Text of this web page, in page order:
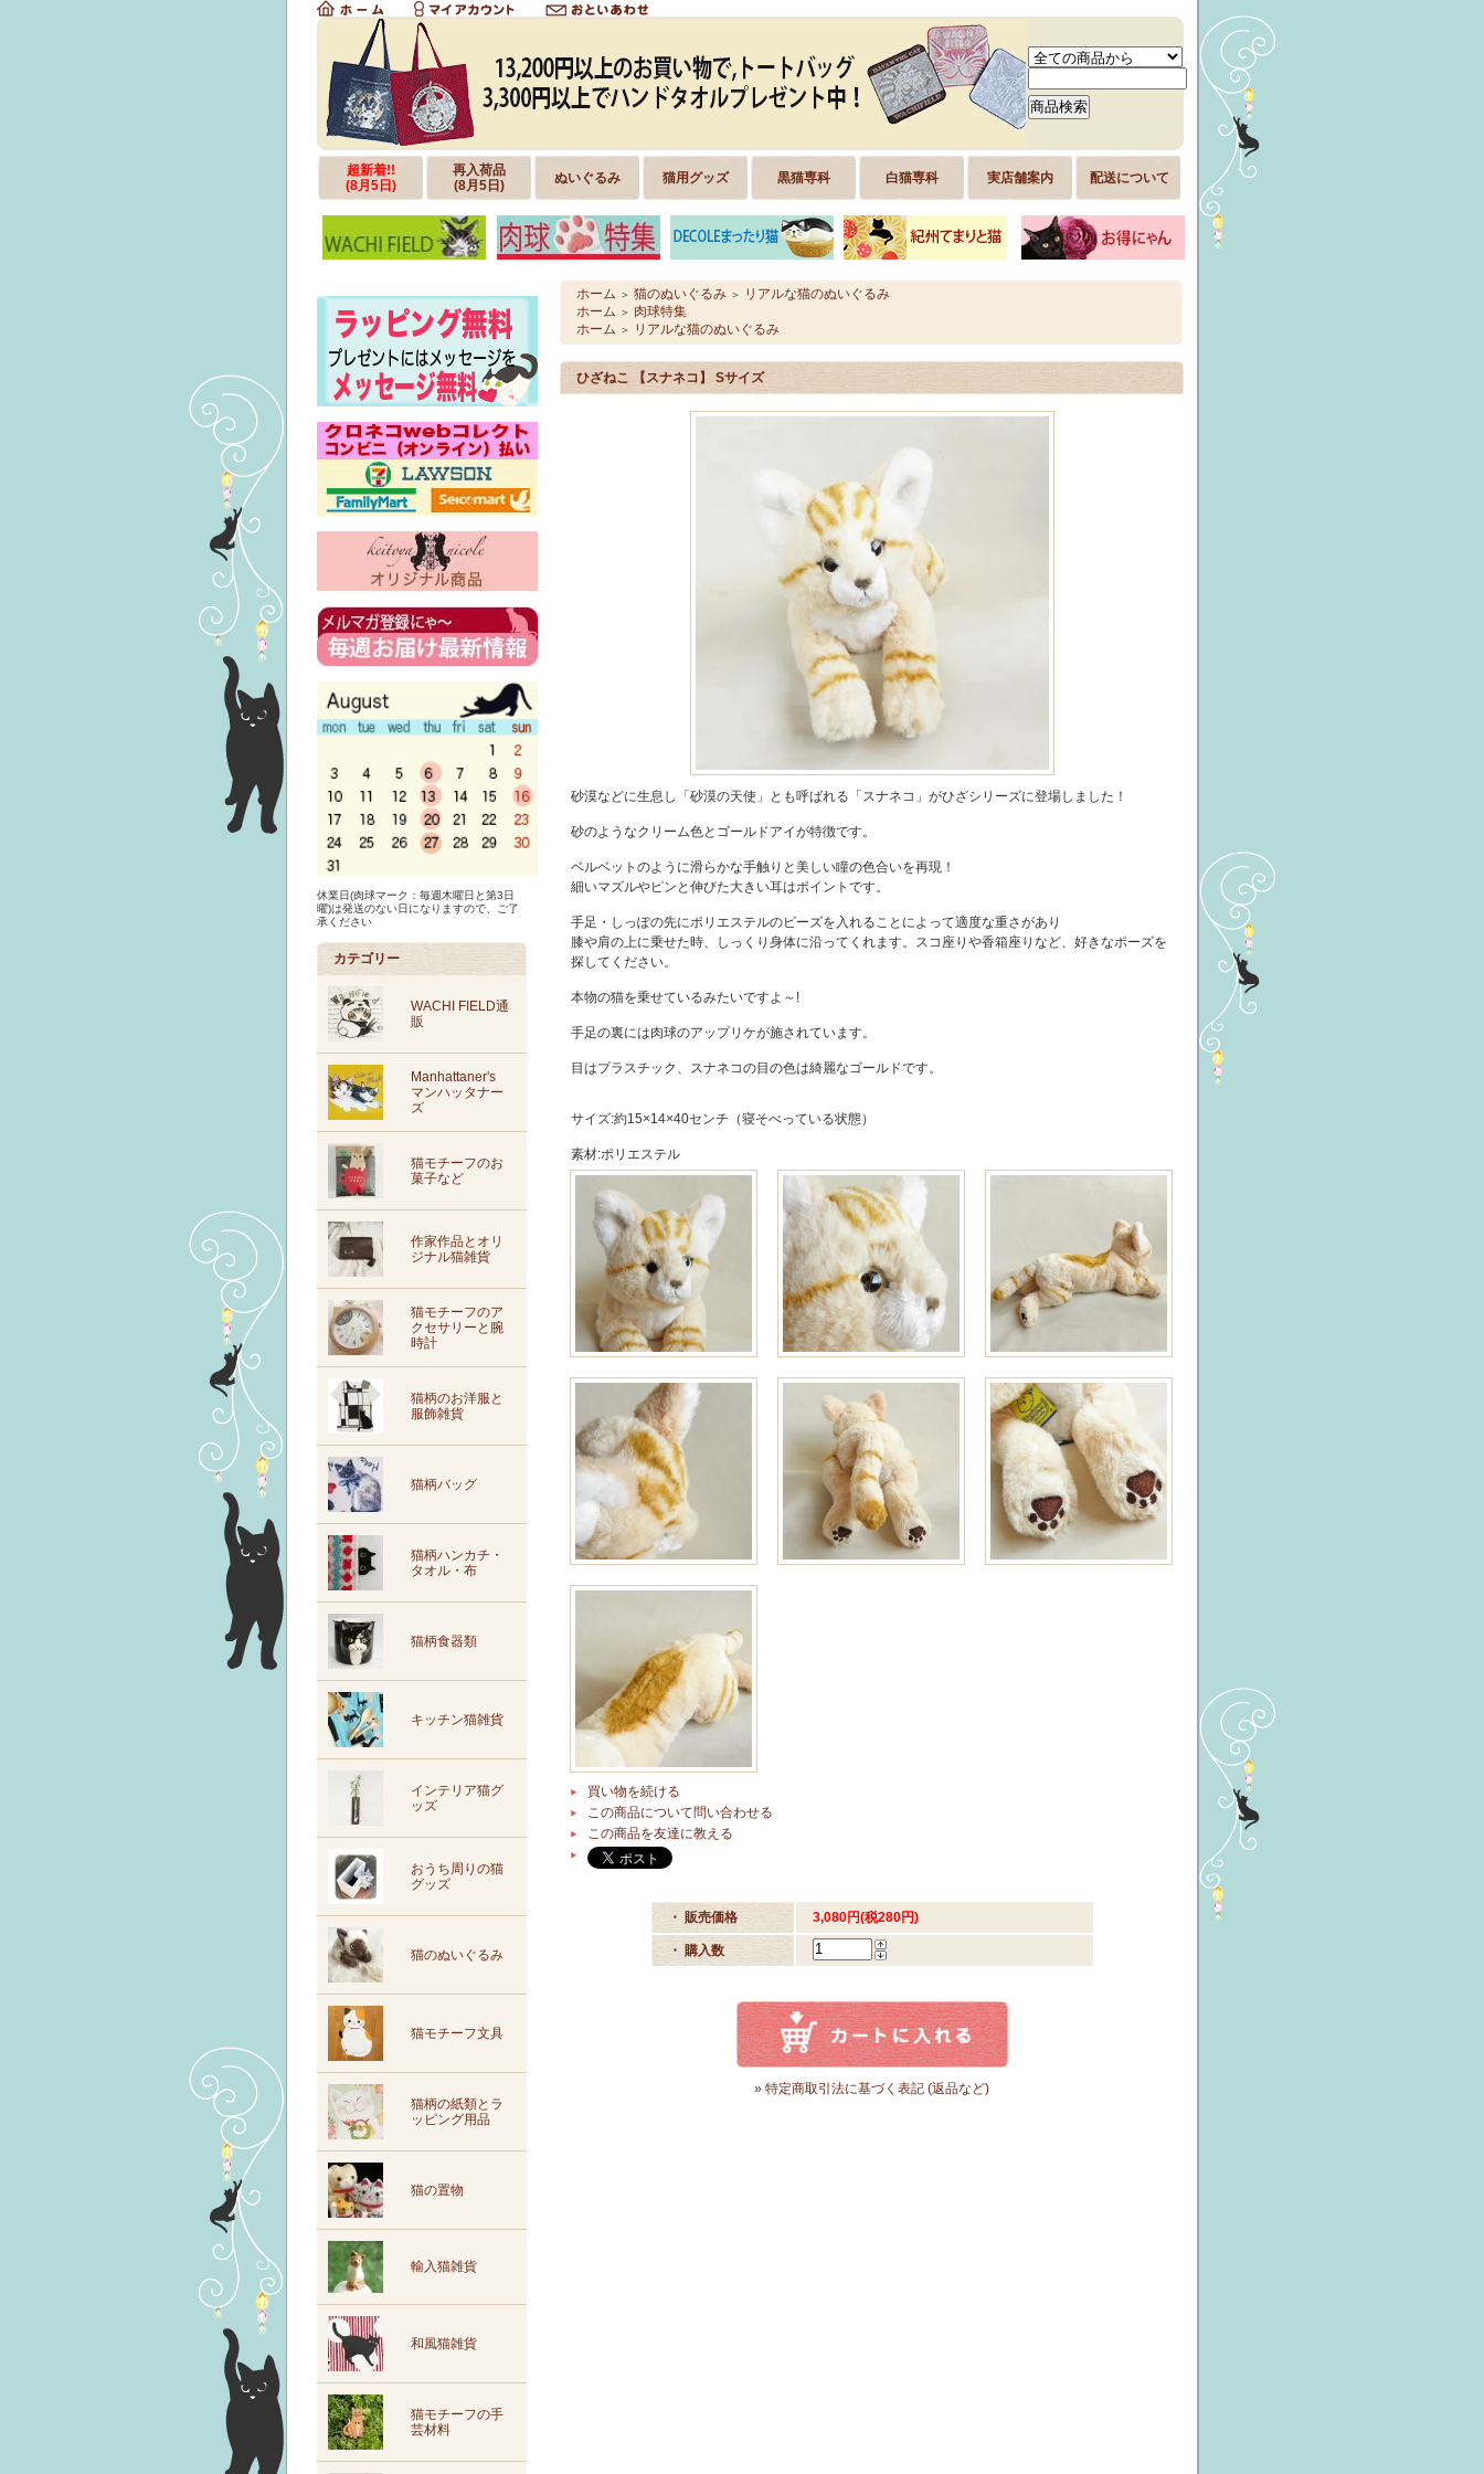
超新着!!
(8月5日)
再入荷品
(8月5日)
ぬいぐるみ 猫用グッズ 黒猫専科 白猫専科 実店舗案内 配送について
休業日(肉球マーク：毎週木曜日と第3日
曜)は発送のない日になりますので、ご了
承ください
カテゴリー
WACHI FIELD通
販
Manhattaner's
マンハッタナー
ズ
猫モチーフのお
菓子など
作家作品とオリ
ジナル猫雑貨
猫モチーフのア
クセサリーと腕
時計
猫柄のお洋服と
服飾雑貨
猫柄バッグ
猫柄ハンカチ・
タオル・布
猫柄食器類
キッチン猫雑貨
インテリア猫グ
ッズ
おうち周りの猫
グッズ
猫のぬいぐるみ
猫モチーフ文具
猫柄の紙類とラ
ッピング用品
猫の置物
輸入猫雑貨
和風猫雑貨
猫モチーフの手
芸材料
ホーム ＞ 猫のぬいぐるみ ＞
リアルな猫のぬいぐるみ
ホーム ＞ 肉球特集
ホーム ＞ リアルな猫のぬいぐるみ
ひざねこ 【スナネコ】 Sサイズ
砂漠などに生息し「砂漠の天使」とも呼ばれる「スナネコ」がひざシリーズに登場しました！
砂のようなクリーム色とゴールドアイが特徴です。
ベルベットのように滑らかな手触りと美しい瞳の色合いを再現！
細いマズルやピンと伸びた大きい耳はポイントです。
手足・しっぽの先にポリエステルのビーズを入れることによって適度な重さがあり
膝や肩の上に乗せた時、しっくり身体に沿ってくれます。スコ座りや香箱座りなど、好きなポーズを
探してください。
本物の猫を乗せているみたいですよ～!
手足の裏には肉球のアップリケが施されています。
目はプラスチック、スナネコの目の色は綺麗なゴールドです。
サイズ:約15×14×40センチ（寝そべっている状態）
素材:ポリエステル
買い物を続ける
この商品について問い合わせる
この商品を友達に教える
・ 販売価格 3,080円(税280円)
・ 購入数
» 特定商取引法に基づく表記 (返品など)